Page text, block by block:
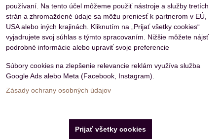
Zásady ochrany osobných údajov
používaní. Na tento účel môžeme použiť nástroje a služby tretích
strán a zhromaždené údaje sa môžu preniesť k partnerom v EÚ,
USA alebo iných krajinách. Kliknutím na „Prijať všetky cookies“
vyjadrujete svoj súhlas s týmto spracovaním. Nižšie môžete nájsť
podrobné informácie alebo upraviť svoje preferencie
Súbory cookies na zlepšenie relevancie reklám využíva služba
Google Ads alebo Meta (Facebook, Instagram).
Zásady ochrany osobných údajov
Prijať všetky cookies